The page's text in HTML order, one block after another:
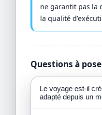
ne garantit pas la
la qualité
Questions à
Le voyage est-il
adapté depuis un